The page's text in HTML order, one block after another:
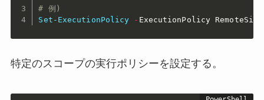
# 例)
Set-ExecutionPolicy
- ExecutionPolicy
特定のスコープの実行ポリシーを設定する。